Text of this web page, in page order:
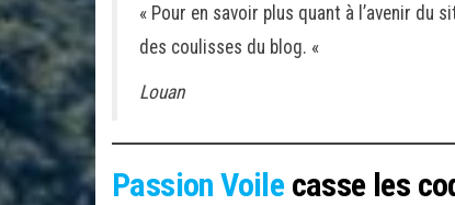
« Pour en savoir plus quant à l’avenir du
des coulisses du blog. «
Louan
Passion Voilecasse les